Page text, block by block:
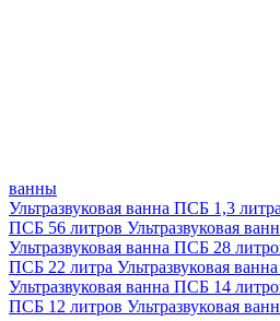
ванны
Ультразвуковая ванна ПСБ 1,3 литра
ПСБ 56 литров Ультразвуковая
Ультразвуковая ванна ПСБ 28
ПСБ 22 литра Ультразвуковая
Ультразвуковая ванна ПСБ 14
ПСБ 12 литров Ультразвуковая